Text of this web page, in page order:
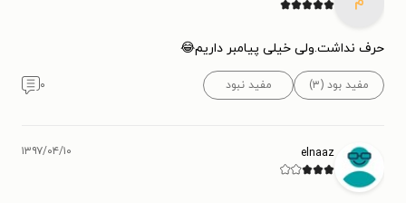
حرف نداشت.ولی خیلی پیامبر داریم😂
مفید بود (۳) مفید نبود ۰
elnaaz ۱۳۹۷/۰۴/۱۰